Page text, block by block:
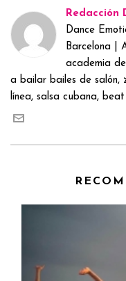
Redacción
Dance
Barcelona |
academia
a bailar bailes de salón,
línea, salsa cubana,